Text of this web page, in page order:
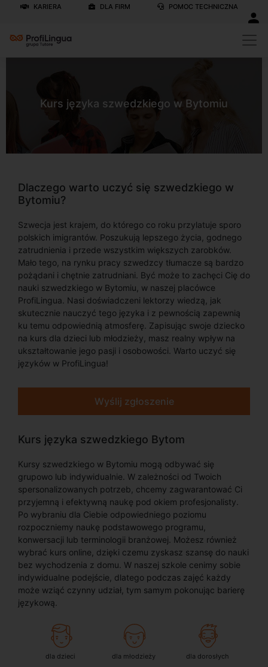
KARIERA DLA FIRM POMOC TECHNICZNA
Kurs języka szwedzkiego w Bytomiu
Dlaczego warto uczyć się szwedzkiego w
Bytomiu?
Szwecja jest krajem, do którego co roku przylatuje sporo
polskich imigrantów. Poszukują lepszego życia, godnego
zatrudnienia i przede wszystkim większych zarobków.
Mało tego, na rynku pracy szwedzcy tłumacze są bardzo
pożądani i chętnie zatrudniani. Być może to zachęci Cię do
nauki szwedzkiego w Bytomiu, w naszej placówce
ProfiLingua. Nasi doświadczeni lektorzy wiedzą, jak
skutecznie nauczyć tego języka i z pewnością zapewnią
ku temu odpowiednią atmosferę. Zapisując swoje dziecko
na kurs dla dzieci lub młodzieży, masz realny wpływ na
ukształtowanie jego pasji i osobowości. Warto uczyć się
języków w ProfiLingua!
Wyślij zgłoszenie
Kurs języka szwedzkiego Bytom
Kursy szwedzkiego w Bytomiu mogą odbywać się
grupowo lub indywidualnie. W zależności od Twoich
spersonalizowanych potrzeb, chcemy zagwarantować Ci
przyjemną i efektywną naukę pod okiem profesjonalisty.
Po wybraniu dla Ciebie odpowiedniego poziomu
rozpoczniemy naukę podstawowego programu,
konwersacji lub terminologii branżowej. Możesz również
wybrać kurs online, dzięki czemu zyskasz szansę do nauki
bez wychodzenia z domu. W naszej szkole cenimy sobie
indywidualne podejście, dlatego podczas zajęć każdy
może wziąć czynny udział, tym samym pokonując barierę
językową.
dla dzieci dla młodzieży dla dorosłych